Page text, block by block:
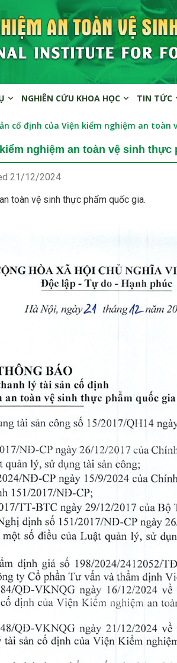
NGHIÊN CỨU KHOA HỌC TIN TỨC
cố định của Viện kiểm nghiệm an toàn
nghiệm an toàn vệ sinh thực
21/12/2024
toàn vệ sinh thực phẩm quốc gia.